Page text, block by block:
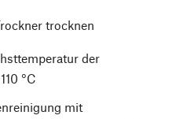
trocknen
der
°C
mit